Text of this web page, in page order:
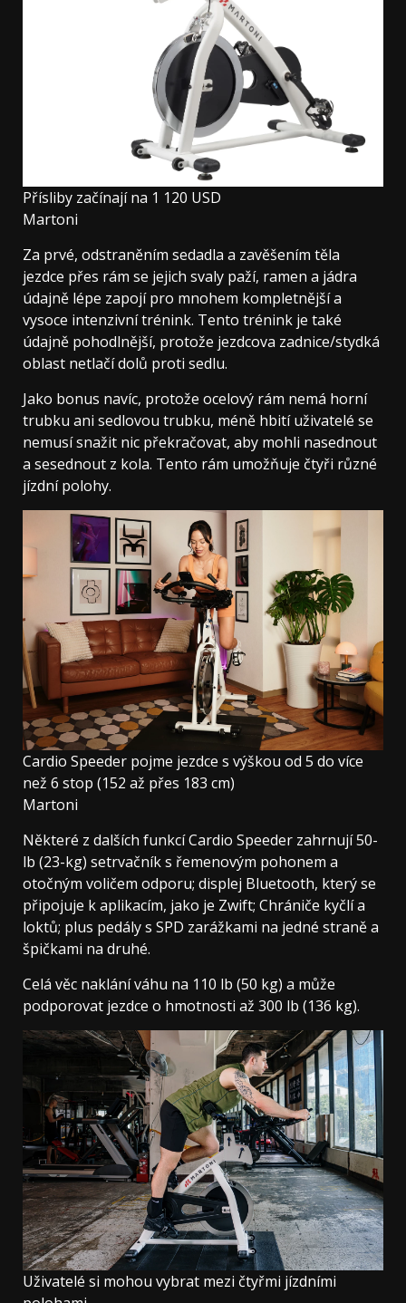
Přísliby začínají na 1 120 USD
Martoni
Za prvé, odstraněním sedadla a zavěšením těla
jezdce přes rám se jejich svaly paží, ramen a jádra
údajně lépe zapojí pro mnohem kompletnější a
vysoce intenzivní trénink. Tento trénink je také
údajně pohodlnější, protože jezdcova zadnice/stydká
oblast netlačí dolů proti sedlu.
Jako bonus navíc, protože ocelový rám nemá horní
trubku ani sedlovou trubku, méně hbití uživatelé se
nemusí snažit nic překračovat, aby mohli nasednout
a sesednout z kola. Tento rám umožňuje čtyři různé
jízdní polohy.
Cardio Speeder pojme jezdce s výškou od 5 do více
než 6 stop (152 až přes 183 cm)
Martoni
Některé z dalších funkcí Cardio Speeder zahrnují 50-
lb (23-kg) setrvačník s řemenovým pohonem a
otočným voličem odporu; displej Bluetooth, který se
připojuje k aplikacím, jako je Zwift; Chrániče kyčlí a
loktů; plus pedály s SPD zarážkami na jedné straně a
špičkami na druhé.
Celá věc naklání váhu na 110 lb (50 kg) a může
podporovat jezdce o hmotnosti až 300 lb (136 kg).
Uživatelé si mohou vybrat mezi čtyřmi jízdními